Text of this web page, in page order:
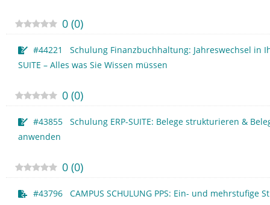
0 (0)
#44221 Schulung Finanzbuchhaltung: Jahreswechsel in
SUITE – Alles was Sie Wissen müssen
0 (0)
#43855 Schulung ERP-SUITE: Belege strukturieren &
anwenden
0 (0)
#43796 CAMPUS SCHULUNG PPS: Ein- und mehrstufige